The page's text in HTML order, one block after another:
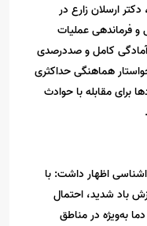
ارسلان زارع در
فرماندهی عملیات
آمادگی کامل و صددرصدی
هماهنگی حداکثری
برای مقابله با حوادث
اظهار داشت: با
باد شدید، احتمال
به‌ویژه در مناطق